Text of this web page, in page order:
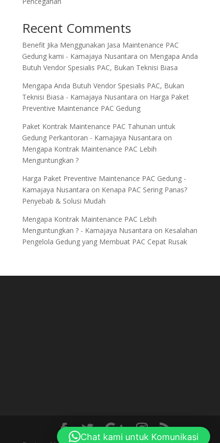
Recent Comments
Benefit Jika Menggunakan Jasa Maintenance PAC
Gedung kami - Kamajaya Nusantara on Mengapa Anda
Butuh Vendor Spesialis PAC, Bukan Teknisi Biasa
Mengapa Anda Butuh Vendor Spesialis PAC, Bukan
Teknisi Biasa - Kamajaya Nusantara on Harga Paket
Preventive Maintenance PAC Gedung
Paket Kontrak Maintenance PAC Tahunan untuk
Gedung Perkantoran - Kamajaya Nusantara on
Mengapa Kontrak Maintenance PAC Lebih
Menguntungkan ?
Harga Paket Preventive Maintenance PAC Gedung -
Kamajaya Nusantara on Kenapa PAC Sering Panas?
Penyebab & Solusi Mudah
Mengapa Kontrak Maintenance PAC Lebih
Menguntungkan ? - Kamajaya Nusantara on Kesalahan
Pengelola Gedung yang Membuat PAC Cepat Rusak
Chat kami untuk Komunikasi